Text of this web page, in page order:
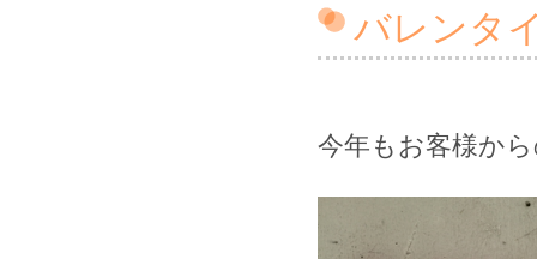
バレンタ
今年もお客様か